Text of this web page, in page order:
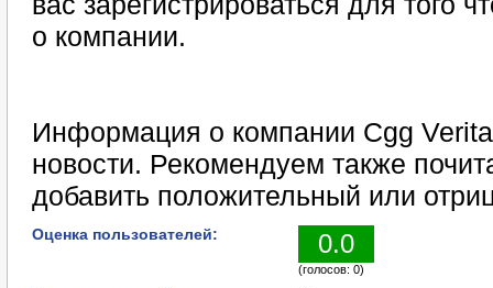
о компании.
Информация о компании Cgg
новости. Рекомендуем также
добавить положительный или
Оценка пользователей: 0.0
(голосов: 0)